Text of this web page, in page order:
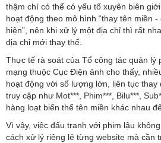
thậm chí có thể có yếu tố xuyên biên
hoạt động theo mô hình “thay tên miền
hiện”, nên khi xử lý một địa chỉ thì rất
địa chỉ mới thay thế.
Thực tế rà soát của Tổ công tác quản lý
mạng thuộc Cục Điện ảnh cho thấy,
hoạt động với số lượng lớn, liên tục thay
truy cập như Mot***, Phim***, Bilu***,
hàng loạt biến thể tên miền khác nhau
Vì vậy, việc đấu tranh với phim lậu
cách xử lý riêng lẻ từng website mà cần